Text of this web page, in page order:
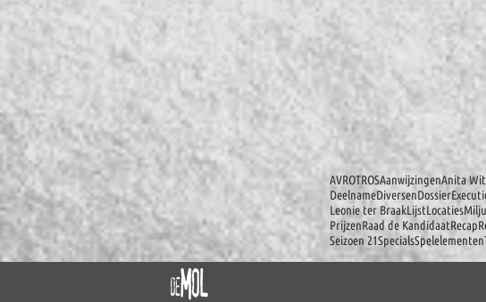
TAGS
AVROTROSAanwijzingenAnita
DeelnameDiversenDossier
Leonie ter BraakLijstLocaties
PrijzenRaad de KandidaatRecap
Seizoen 21SpecialsSpelelementen